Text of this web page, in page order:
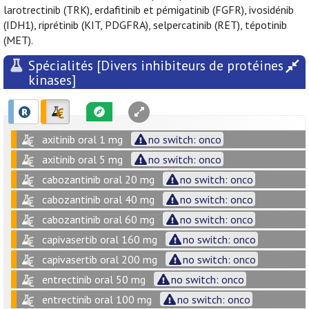
larotrectinib (TRK), erdafitinib et pémigatinib (FGFR), ivosidénib
(IDH1), riprétinib (KIT, PDGFRA), selpercatinib (RET), tépotinib
(MET).
Spécialités [Divers inhibiteurs de protéines
kinases]
axitinib oral 1 mg
no switch: onco
axitinib oral 5 mg
no switch: onco
cabozantinib oral 20 mg
no switch: onco
cabozantinib oral 40 mg
no switch: onco
cabozantinib oral 60 mg
no switch: onco
capivasertib oral 160 mg
no switch: onco
capivasertib oral 200 mg
no switch: onco
entrectinib oral 50 mg
no switch: onco
entrectinib oral 100 mg
no switch: onco